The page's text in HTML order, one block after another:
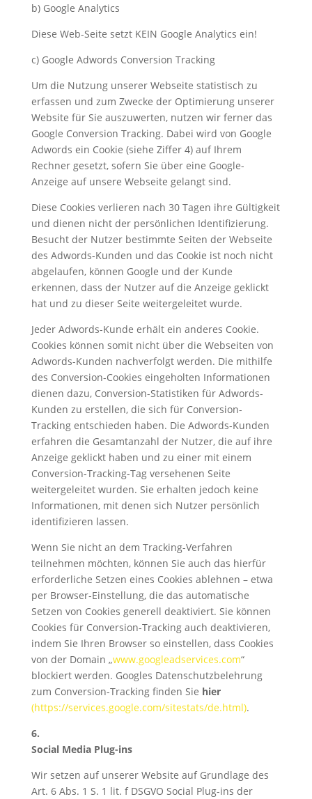
b) Google Analytics
Diese Web-Seite setzt KEIN Google Analytics ein!
c) Google Adwords Conversion Tracking
Um die Nutzung unserer Webseite statistisch zu
erfassen und zum Zwecke der Optimierung unserer
Website für Sie auszuwerten, nutzen wir ferner das
Google Conversion Tracking. Dabei wird von Google
Adwords ein Cookie (siehe Ziffer 4) auf Ihrem
Rechner gesetzt, sofern Sie über eine Google-
Anzeige auf unsere Webseite gelangt sind.
Diese Cookies verlieren nach 30 Tagen ihre Gültigkeit
und dienen nicht der persönlichen Identifizierung.
Besucht der Nutzer bestimmte Seiten der Webseite
des Adwords-Kunden und das Cookie ist noch nicht
abgelaufen, können Google und der Kunde
erkennen, dass der Nutzer auf die Anzeige geklickt
hat und zu dieser Seite weitergeleitet wurde.
Jeder Adwords-Kunde erhält ein anderes Cookie.
Cookies können somit nicht über die Webseiten von
Adwords-Kunden nachverfolgt werden. Die mithilfe
des Conversion-Cookies eingeholten Informationen
dienen dazu, Conversion-Statistiken für Adwords-
Kunden zu erstellen, die sich für Conversion-
Tracking entschieden haben. Die Adwords-Kunden
erfahren die Gesamtanzahl der Nutzer, die auf ihre
Anzeige geklickt haben und zu einer mit einem
Conversion-Tracking-Tag versehenen Seite
weitergeleitet wurden. Sie erhalten jedoch keine
Informationen, mit denen sich Nutzer persönlich
identifizieren lassen.
Wenn Sie nicht an dem Tracking-Verfahren
teilnehmen möchten, können Sie auch das hierfür
erforderliche Setzen eines Cookies ablehnen – etwa
per Browser-Einstellung, die das automatische
Setzen von Cookies generell deaktiviert. Sie können
Cookies für Conversion-Tracking auch deaktivieren,
indem Sie Ihren Browser so einstellen, dass Cookies
von der Domain „www.googleadservices.com“
blockiert werden. Googles Datenschutzbelehrung
zum Conversion-Tracking finden Sie hier
(https://services.google.com/sitestats/de.html).
6.
Social Media Plug-ins
Wir setzen auf unserer Website auf Grundlage des
Art. 6 Abs. 1 S. 1 lit. f DSGVO Social Plug-ins der